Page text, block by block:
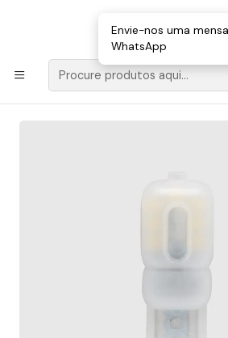
Loja Valongo: 220 150 143 (chamada
E-mail: geral@movenergy.pt
Início
Lâmpada LED G9 2.5W
Envie-nos uma
WhatsApp